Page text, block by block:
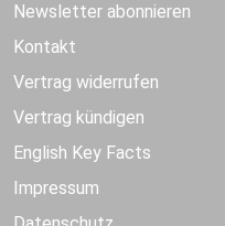
Newsletter abonnieren
Kontakt
Vertrag widerrufen
Vertrag kündigen
English Key Facts
Impressum